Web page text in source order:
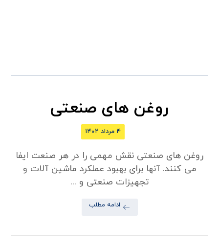
روغن های صنعتی
۴ مرداد ۱۴۰۲
روغن های صنعتی نقش مهمی را در هر صنعت ایفا
می کنند. آنها برای بهبود عملکرد ماشین آلات و
تجهیزات صنعتی و ...
ادامه مطلب